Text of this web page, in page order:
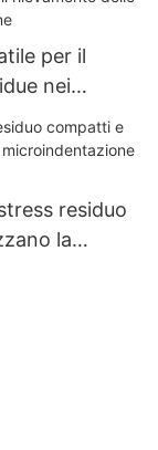
per il
nei
residuo
la